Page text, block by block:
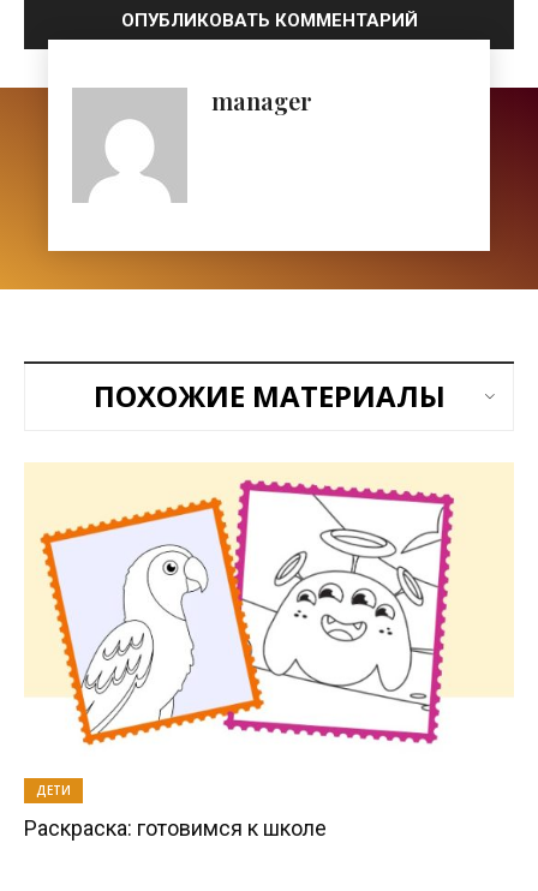
manager
ПОХОЖИЕ МАТЕРИАЛЫ
ДЕТИ
Раскраска: готовимся к школе